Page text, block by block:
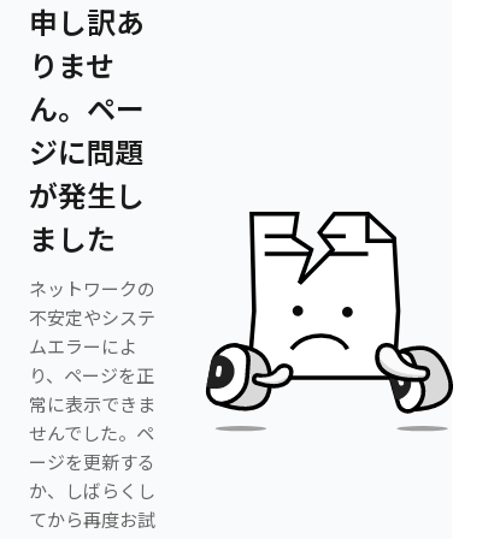
申し訳あ
りませ
ん。ペー
ジに問題
が発生し
ました
ネットワークの
不安定やシステ
ムエラーによ
り、ページを正
常に表示できま
せんでした。ペ
ージを更新する
か、しばらくし
てから再度お試